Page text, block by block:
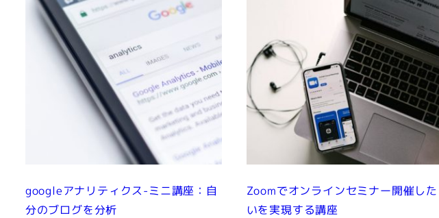
googleアナリティクス-ミニ講座：自
分のブログを分析
Zoomでオンラインセミナー開催した
いを実現する講座